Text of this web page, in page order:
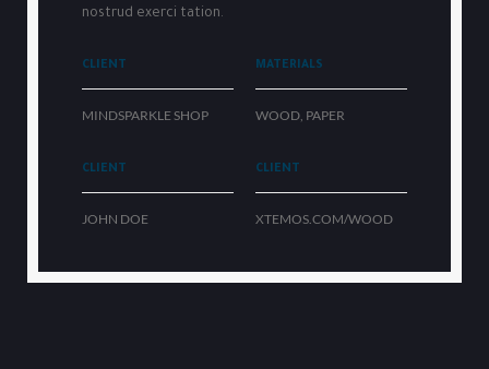
nostrud exerci tation.
CLIENT MATERIALS
MINDSPARKLE SHOP WOOD, PAPER
CLIENT CLIENT
JOHN DOE XTEMOS.COM/WOOD